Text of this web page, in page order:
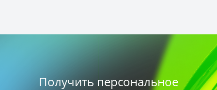
Получить персональное